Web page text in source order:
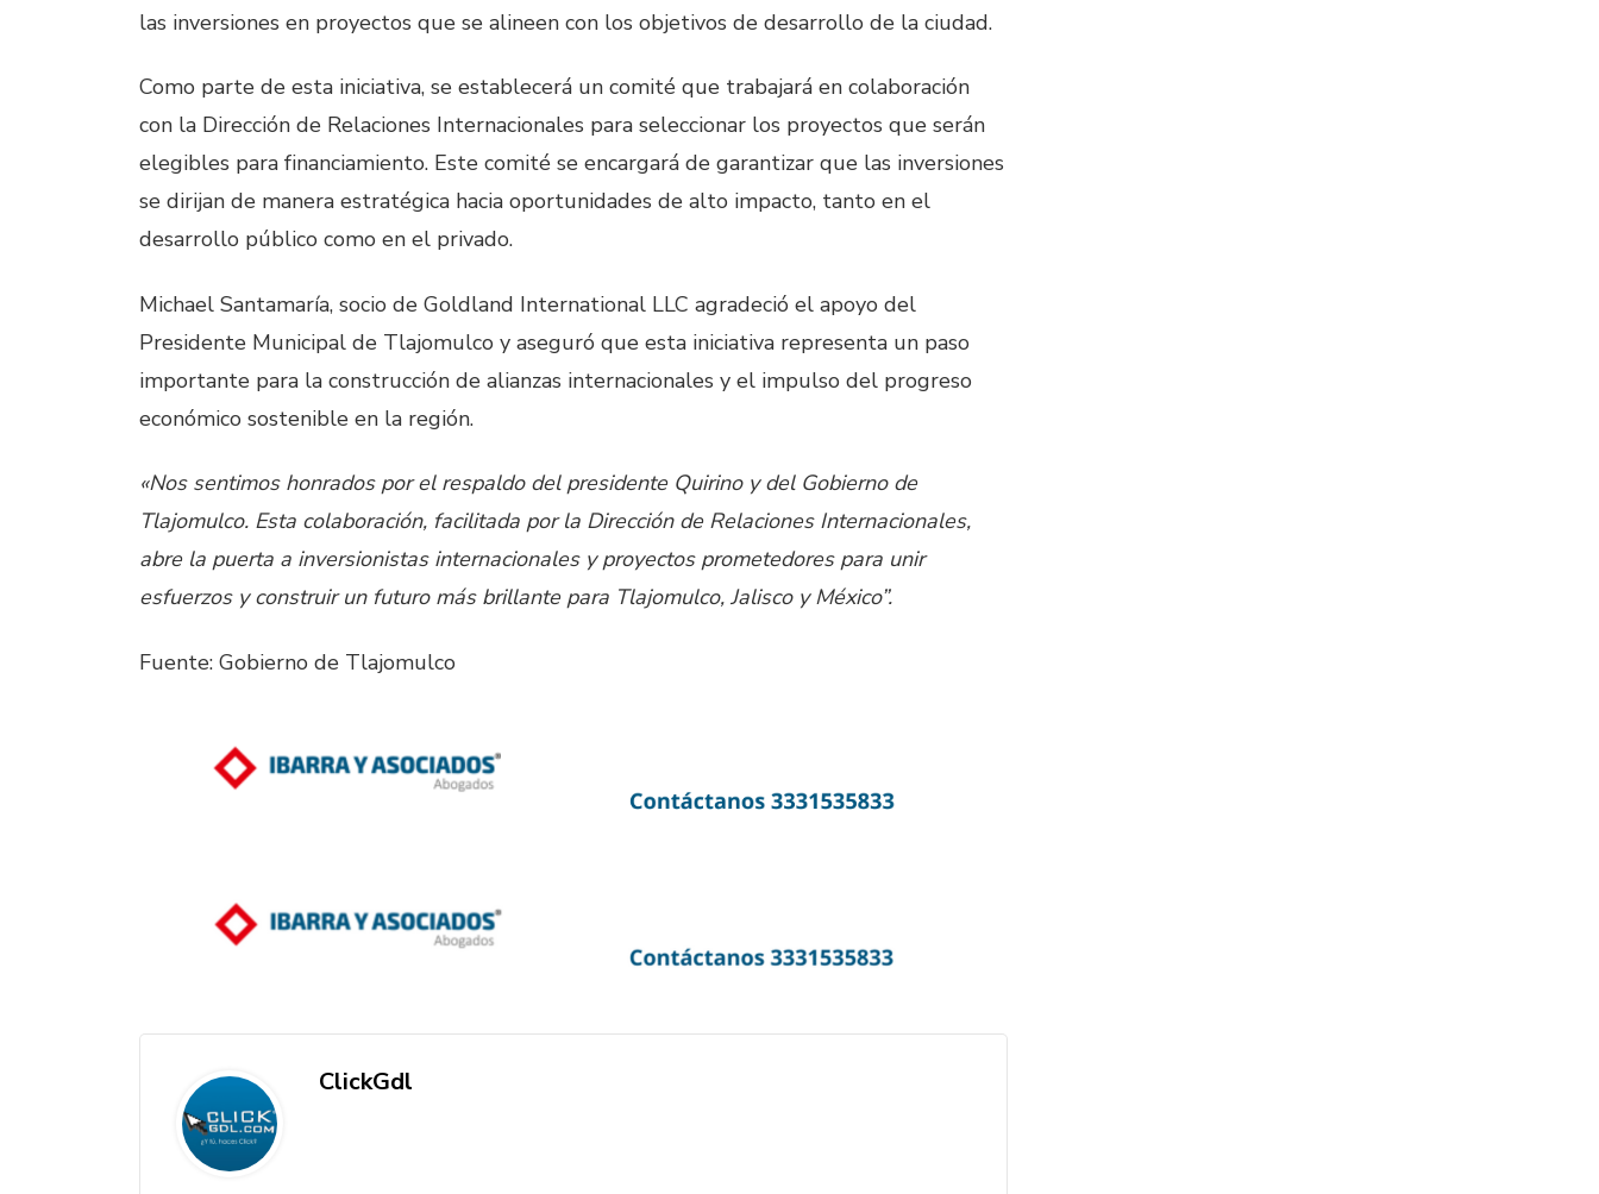
las inversiones en proyectos que se alineen con los objetivos de desarrollo de la ciudad.
Como parte de esta iniciativa, se establecerá un comité que trabajará en colaboración
con la Dirección de Relaciones Internacionales para seleccionar los proyectos que serán
elegibles para financiamiento. Este comité se encargará de garantizar que las inversiones
se dirijan de manera estratégica hacia oportunidades de alto impacto, tanto en el
desarrollo público como en el privado.
Michael Santamaría, socio de Goldland International LLC agradeció el apoyo del
Presidente Municipal de Tlajomulco y aseguró que esta iniciativa representa un paso
importante para la construcción de alianzas internacionales y el impulso del progreso
económico sostenible en la región.
«Nos sentimos honrados por el respaldo del presidente Quirino y del Gobierno de
Tlajomulco. Esta colaboración, facilitada por la Dirección de Relaciones Internacionales,
abre la puerta a inversionistas internacionales y proyectos prometedores para unir
esfuerzos y construir un futuro más brillante para Tlajomulco, Jalisco y México”.
Fuente: Gobierno de Tlajomulco
ClickGdl